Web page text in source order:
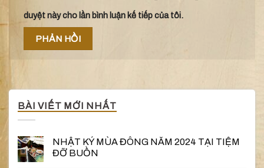
duyệt này cho lần bình luận kế tiếp của tôi.
BÀI VIẾT MỚI NHẤT
NHẬT KÝ MÙA ĐÔNG NĂM 2024 TẠI TIỆM
ĐỠ BUỒN